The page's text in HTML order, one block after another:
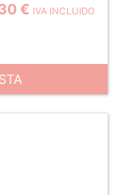
€ IVA INCLUIDO